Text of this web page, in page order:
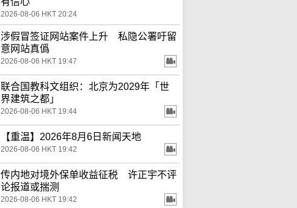
2026-08-06 HKT 20:24
涉假冒签证网站案件上升 私隐公署吁留
意网站真僞
2026-08-06 HKT 19:47
联合国教科文组织：北京为2029年「世
界建筑之都」
2026-08-06 HKT 19:44
【重温】2026年8月6日新闻天地
2026-08-06 HKT 19:42
传内地对境外保单收益征税 许正宇不评
论报道或揣测
2026-08-06 HKT 19:42